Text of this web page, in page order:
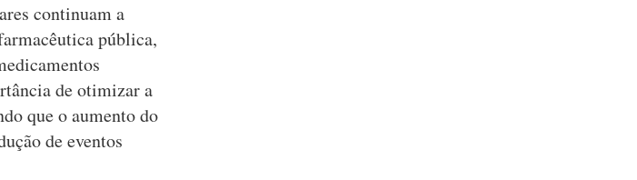
continuam a
pública,
de otimizar a
que o aumento do
de eventos